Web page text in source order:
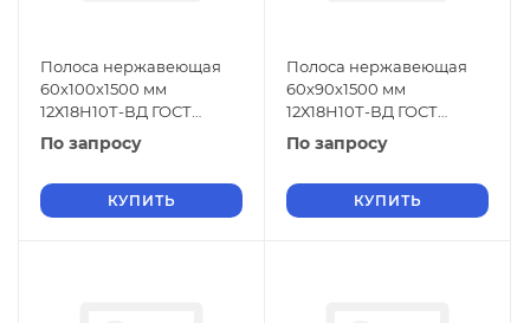
Полоса нержавеющая
60х100х1500 мм
12Х18Н10Т-ВД ГОСТ
18968-73
По запросу
КУПИТЬ
Полоса нержавеющая
60х90х1500 мм
12Х18Н10Т-ВД ГОСТ
18968-73
По запросу
КУПИТЬ